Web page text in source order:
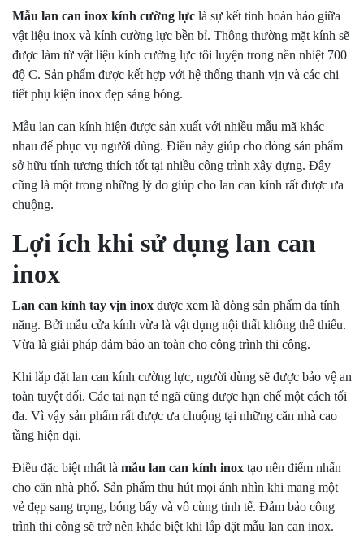
Mẫu lan can inox kính cường lực là sự kết tinh hoàn hảo giữa
vật liệu inox và kính cường lực bền bỉ. Thông thường mặt kính sẽ
được làm từ vật liệu kính cường lực tôi luyện trong nền nhiệt 700
độ C. Sản phẩm được kết hợp với hệ thống thanh vịn và các chi
tiết phụ kiện inox đẹp sáng bóng.
Mẫu lan can kính hiện được sản xuất với nhiều mẫu mã khác
nhau để phục vụ người dùng. Điều này giúp cho dòng sản phẩm
sở hữu tính tương thích tốt tại nhiều công trình xây dựng. Đây
cũng là một trong những lý do giúp cho lan can kính rất được ưa
chuộng.
Lợi ích khi sử dụng lan can
inox
Lan can kính tay vịn inox được xem là dòng sản phẩm đa tính
năng. Bởi mẫu cửa kính vừa là vật dụng nội thất không thể thiếu.
Vừa là giải pháp đảm bảo an toàn cho công trình thi công.
Khi lắp đặt lan can kính cường lực, người dùng sẽ được bảo vệ an
toàn tuyệt đối. Các tai nạn té ngã cũng được hạn chế một cách tối
đa. Vì vậy sản phẩm rất được ưa chuộng tại những căn nhà cao
tầng hiện đại.
Điều đặc biệt nhất là mẫu lan can kính inox tạo nên điểm nhấn
cho căn nhà phố. Sản phẩm thu hút mọi ánh nhìn khi mang một
vẻ đẹp sang trọng, bóng bẩy và vô cùng tinh tế. Đảm bảo công
trình thi công sẽ trở nên khác biệt khi lắp đặt mẫu lan can inox.